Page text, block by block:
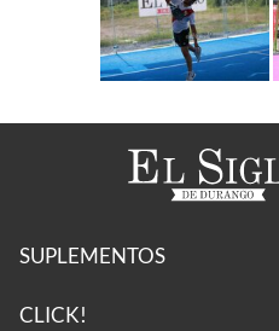
SUPLEMENTOS
CLICK!